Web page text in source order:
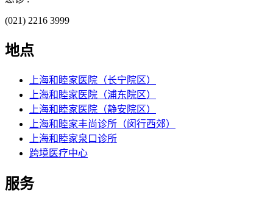
(021) 2216 3999
地点
上海和睦家医院（长宁院区）
上海和睦家医院（浦东院区）
上海和睦家医院（静安院区）
上海和睦家丰尚诊所（闵行西郊）
上海和睦家泉口诊所
跨境医疗中心
服务